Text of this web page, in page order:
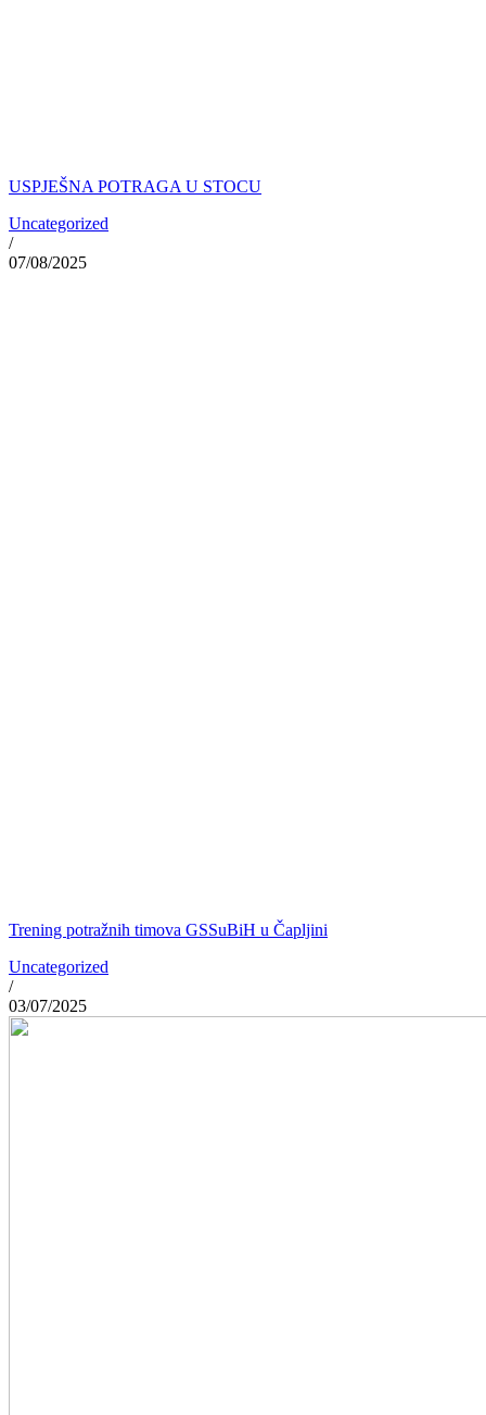
USPJEŠNA POTRAGA U STOCU
Uncategorized
/
07/08/2025
Trening potražnih timova GSSuBiH u Čapljini
Uncategorized
/
03/07/2025